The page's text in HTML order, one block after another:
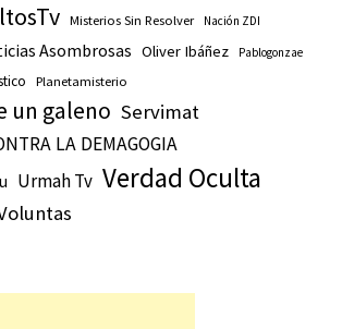
Misterios Sin Resolver Nación ZDI
Asombrosas Oliver Ibáñez Pablogonzae
Planetamisterio
un galeno Servimat
LA DEMAGOGIA
Urmah Tv Verdad Oculta